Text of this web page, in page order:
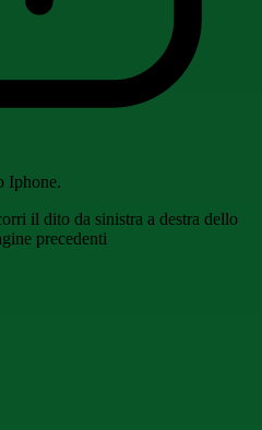
Iphone.
il dito da sinistra a destra dello
precedenti